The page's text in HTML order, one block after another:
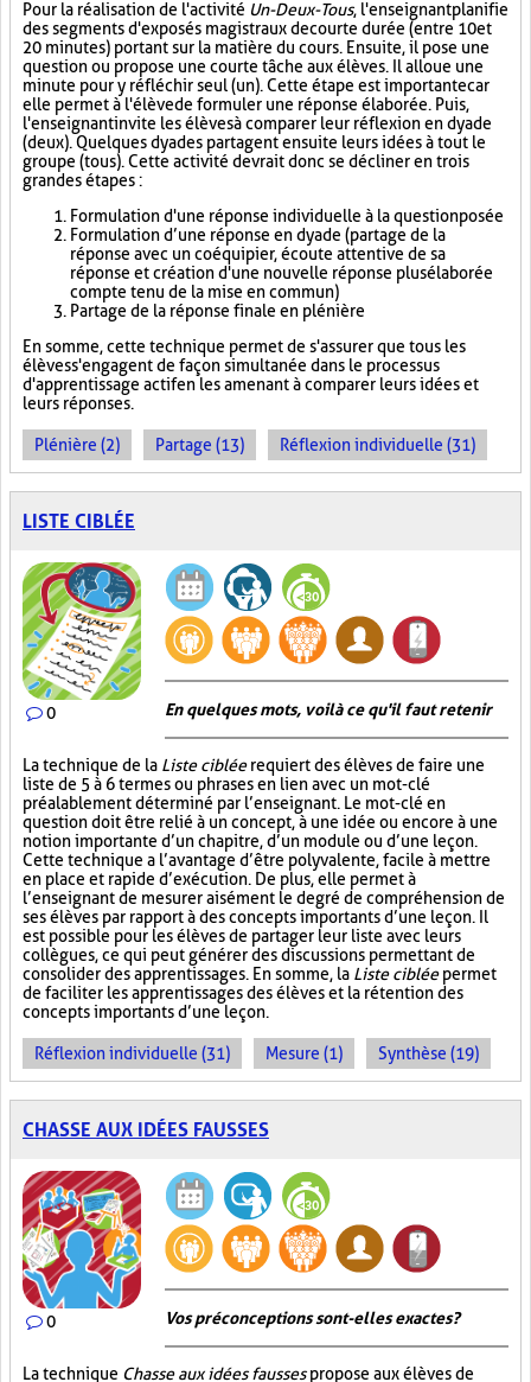
Pour la réalisation de l'activité Un-Deux-Tous, l'enseignant planifie
des segments d'exposés magistraux de courte durée (entre 10 et
20 minutes) portant sur la matière du cours. Ensuite, il pose une
question ou propose une courte tâche aux élèves. Il alloue une
minute pour y réfléchir seul (un). Cette étape est importante car
elle permet à l'élève de formuler une réponse élaborée. Puis,
l'enseignant invite les élèves à comparer leur réflexion en dyade
(deux). Quelques dyades partagent ensuite leurs idées à tout le
groupe (tous). Cette activité devrait donc se décliner en trois
grandes étapes :
Formulation d'une réponse individuelle à la question posée
Formulation d’une réponse en dyade (partage de la
réponse avec un coéquipier, écoute attentive de sa
réponse et création d'une nouvelle réponse plus élaborée
compte tenu de la mise en commun)
Partage de la réponse finale en plénière
En somme, cette technique permet de s'assurer que tous les
élèves s'engagent de façon simultanée dans le processus
d'apprentissage actif en les amenant à comparer leurs idées et
leurs réponses.
Plénière (2) Partage (13) Réflexion individuelle (31)
LISTE CIBLÉE
0 En quelques mots, voilà ce qu'il faut retenir
La technique de la Liste cibléerequiert des élèves de faire une
liste de 5 à 6 termes ou phrases en lien avec un mot-clé
préalablement déterminé par l’enseignant. Le mot-clé en
question doit être relié à un concept, à une idée ou encore à une
notion importante d’un chapitre, d’un module ou d’une leçon.
Cette technique a l’avantage d’être polyvalente, facile à mettre
en place et rapide d’exécution. De plus, elle permet à
l’enseignant de mesurer aisément le degré de compréhension de
ses élèves par rapport à des concepts importants d’une leçon. Il
est possible pour les élèves de partager leur liste avec leurs
collègues, ce qui peut générer des discussions permettant de
consolider des apprentissages. En somme, la Liste cibléepermet
de faciliter les apprentissages des élèves et la rétention des
concepts importants d’une leçon.
Réflexion individuelle (31) Mesure (1) Synthèse (19)
CHASSE AUX IDÉES FAUSSES
0 Vos préconceptions sont-elles exactes ?
La technique Chasse aux idées faussespropose aux élèves de